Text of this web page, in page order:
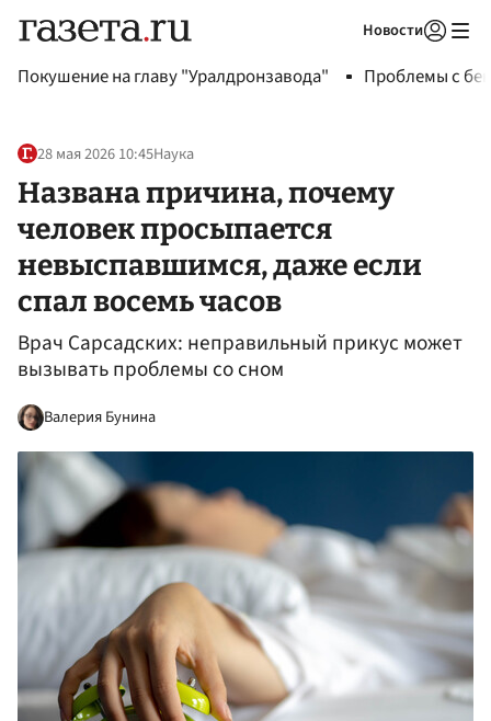
Новости
Покушение на главу "Уралдронзавода" Проблемы с
28 мая 2026 10:45Наука
Названа причина, почему
человек просыпается
невыспавшимся, даже если
спал восемь часов
Врач Сарсадских: неправильный прикус может
вызывать проблемы со сном
Валерия Бунина